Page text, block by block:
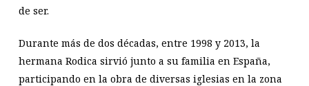
de ser.
Durante más de dos décadas, entre 1998 y 2013, la
hermana Rodica sirvió junto a su familia en España,
participando en la obra de diversas iglesias en la zona